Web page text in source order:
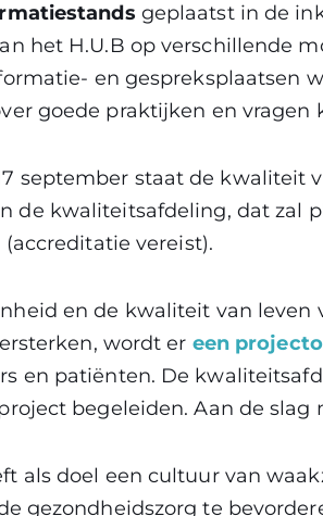
geplaatst in de
het H.U.B op verschillende
en gespreksplaatsen
goede praktijken en vragen
september staat de kwaliteit
de kwaliteitsafdeling, dat zal
(accreditatie vereist).
en de kwaliteit van
wordt er een
en patiënten. De
begeleiden. Aan de slag
als doel een cultuur van
gezondheidszorg te